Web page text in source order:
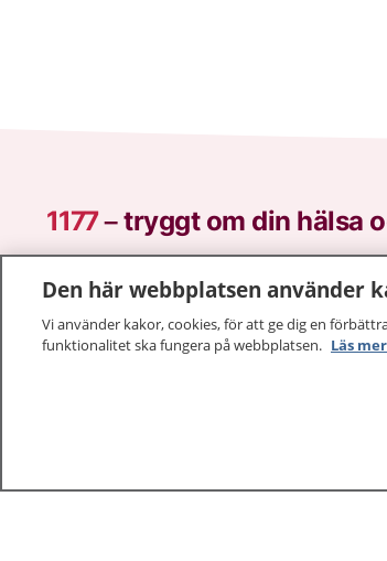
1177–tryggt om din hälsa
vilka mottagningar du kan kontakta.
och göra dina vårdärenden. Ring
sjukvårdsrådgivning dygnet runt.
Den här webbplatsen använder
Vi använder kakor, cookies, för att ge dig en
funktionalitet ska fungera på webbplatsen. Läs